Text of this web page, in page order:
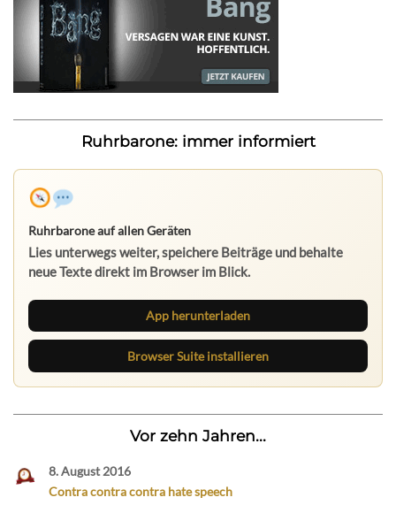
Ruhrbarone: immer informiert
Ruhrbarone auf allen Geräten
Lies unterwegs weiter, speichere Beiträge und behalte
neue Texte direkt im Browser im Blick.
App herunterladen
Browser Suite installieren
Vor zehn Jahren...
8. August 2016
Contra contra contra hate speech